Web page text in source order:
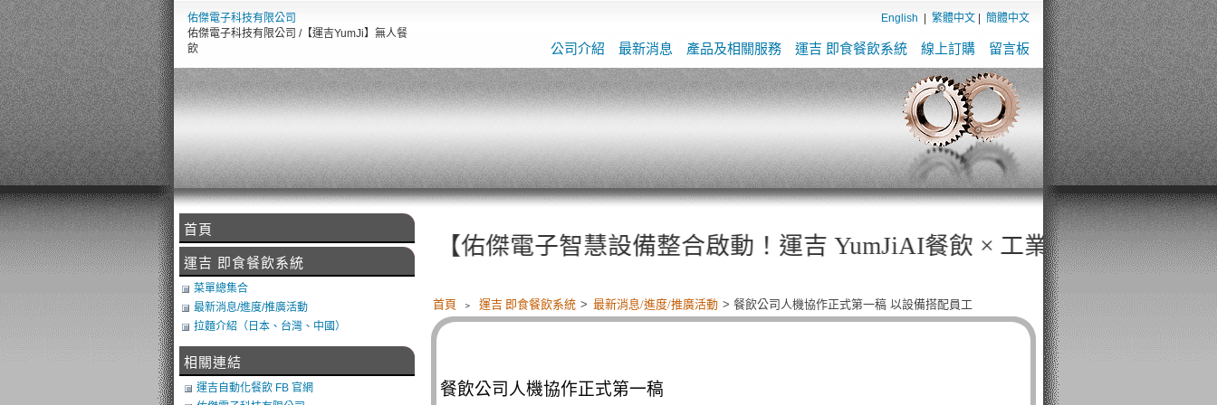
佑傑電子科技有限公司
佑傑電子科技有限公司 /【運吉YumJi】無人餐
飲
English 繁體中文 簡體中文
公司介紹 最新消息 產品及相關服務 運吉 即食餐飲系統 線上訂購 留言板
【佑傑電子智慧設備整合啟動！運吉 YumJiAI餐飲 × 工業級乾燥機 × 全自
首頁 ﹥ 運吉 即食餐飲系統 > 最新消息/進度/推廣活動 > 餐飲公司人機協作正式第一稿 以設備搭配員工
餐飲公司人機協作正式第一稿
首頁
運吉 即食餐飲系統
菜單總集合
最新消息/進度/推廣活動
拉麵介紹（日本、台灣、中國）
相關連結
運吉自動化餐飲 FB 官網